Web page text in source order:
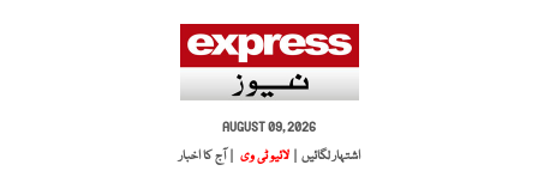
AUGUST 09, 2026
اشتہار لگائیں |
لائیو ٹی وی | آج کا اخبار